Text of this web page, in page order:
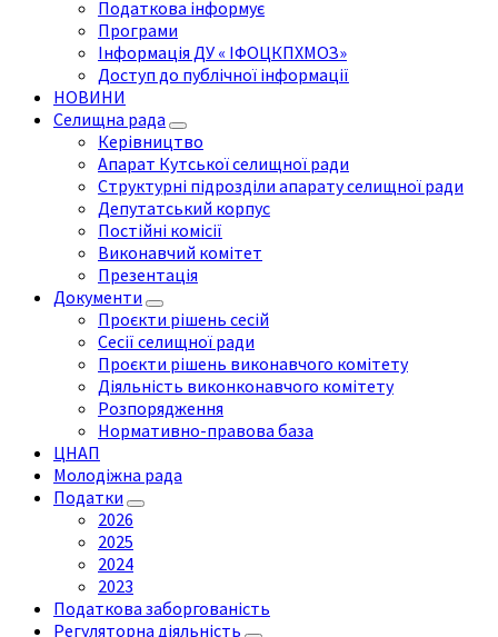
Податкова інформує
Програми
Інформація ДУ « ІФОЦКПХМОЗ»
Доступ до публічної інформації
НОВИНИ
Селищна рада
Керівництво
Апарат Кутської селищної ради
Структурні підрозділи апарату селищної ради
Депутатський корпус
Постійні комісії
Виконавчий комітет
Презентація
Документи
Проєкти рішень сесій
Сесії селищної ради
Проєкти рішень виконавчого комітету
Діяльність виконконавчого комітету
Розпорядження
Нормативно-правова база
ЦНАП
Молодіжна рада
Податки
2026
2025
2024
2023
Податкова заборгованість
Регуляторна діяльність